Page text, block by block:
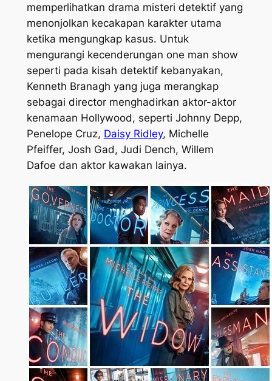
memperlihatkan drama misteri detektif yang
menonjolkan kecakapan karakter utama
ketika mengungkap kasus. Untuk
mengurangi kecenderungan one man show
seperti pada kisah detektif kebanyakan,
Kenneth Branagh yang juga merangkap
sebagai directormenghadirkan aktor-aktor
kenamaan Hollywood, seperti Johnny Depp,
Penelope Cruz, Daisy Ridley, Michelle
Pfeiffer, Josh Gad, Judi Dench, Willem
Dafoe dan aktor kawakan lainya.